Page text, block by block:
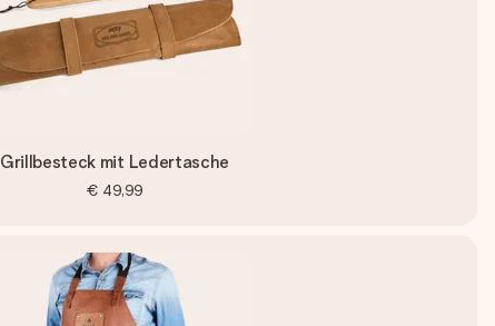
Grillbesteck mit Ledertasche
€ 49,99